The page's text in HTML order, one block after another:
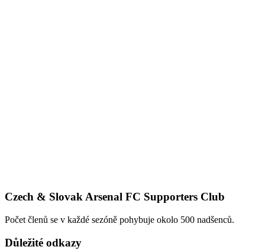
Czech & Slovak Arsenal FC Supporters Club
Počet členů se v každé sezóně pohybuje okolo 500 nadšenců.
Důležité odkazy